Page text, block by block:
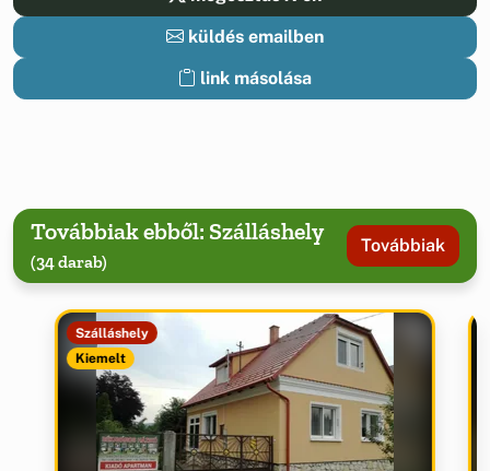
küldés emailben
link másolása
Továbbiak ebből: Szálláshely
(34 darab)
Továbbiak
Szálláshely
Kiemelt